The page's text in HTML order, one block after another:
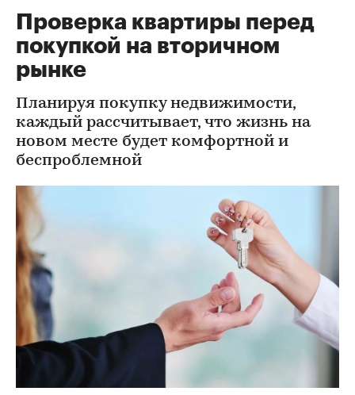
Проверка квартиры перед
покупкой на вторичном
рынке
Планируя покупку недвижимости,
каждый рассчитывает, что жизнь на
новом месте будет комфортной и
беспроблемной